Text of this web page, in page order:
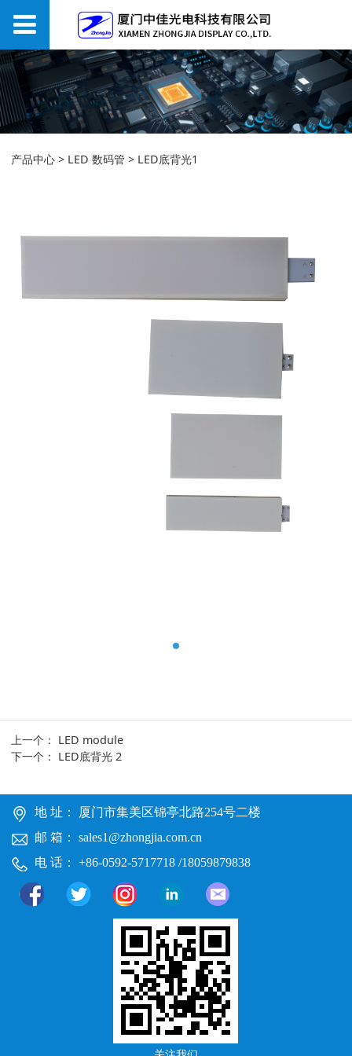
LED底背光1
产品中心 > LED 数码管 > LED底背光1
上一个： LED module
下一个： LED底背光 2
地 址： 厦门市集美区锦亭北路254号二楼
邮 箱： sales1@zhongjia.com.cn
电 话： +86-0592-5717718 /18059879838